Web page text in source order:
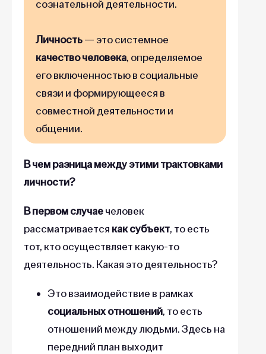
сознательной деятельности.
Личность— это системное
качество человека, определяемое
его включенностью в социальные
связи и формирующееся в
совместной деятельности и
общении.
В чем разница между этими трактовками
личности?
В первом случаечеловек
рассматривается как субъект, то есть
тот, кто осуществляет какую-то
деятельность. Какая это деятельность?
Это взаимодействие в рамках
социальных отношений, то есть
отношений между людьми. Здесь на
передний план выходит